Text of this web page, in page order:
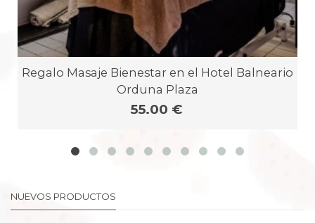
Regalo Masaje Bienestar en el Hotel Balneario
Orduna Plaza
55.00 €
NUEVOS PRODUCTOS